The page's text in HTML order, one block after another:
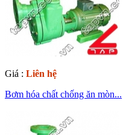
Giá : Liên hệ
Bơm hóa chất chống ăn mòn...